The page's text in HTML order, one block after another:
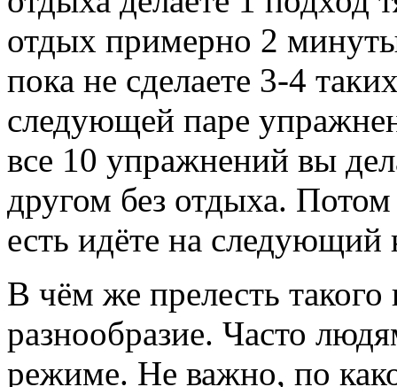
отдых примерно 2
пока не сделаете 3-4
следующей паре
все 10 упражнений вы
другом без отдыха.
есть идёте на следующий
В чём же прелесть
разнообразие. Часто
режиме. Не важно, по